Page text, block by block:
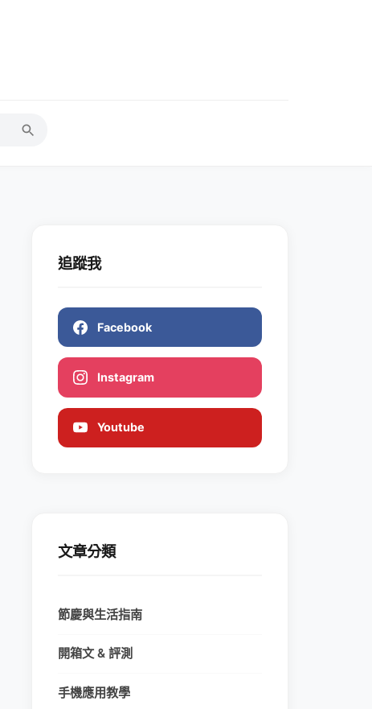
追蹤我
Facebook
Instagram
Youtube
文章分類
節慶與生活指南
開箱文 & 評測
手機應用教學